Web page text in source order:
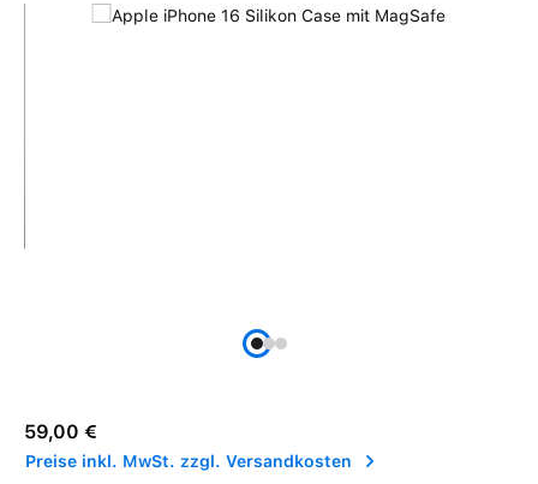
Bildergalerie überspringen
Regulärer Preis:
59,00 €
Preise inkl. MwSt. zzgl. Versandkosten